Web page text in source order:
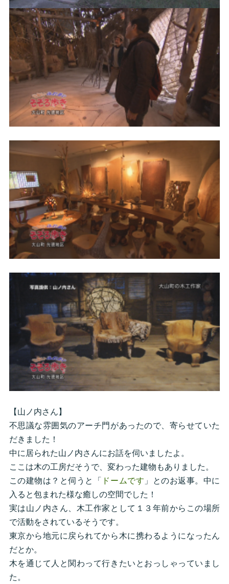
【山ノ内さん】
不思議な雰囲気のアーチ門があったので、寄らせていた
だきました！
中に居られた山ノ内さんにお話を伺いましたよ。
ここは木の工房だそうで、変わった建物もありました。
この建物は？と伺うと「
ドームです 」とのお返事。中に
入ると包まれた様な癒しの空間でした！
実は山ノ内さん、木工作家として１３年前からこの場所
で活動をされているそうです。
東京から地元に戻られてから木に携わるようになったん
だとか。
木を通じて人と関わって行きたいとおっしゃっていまし
た。